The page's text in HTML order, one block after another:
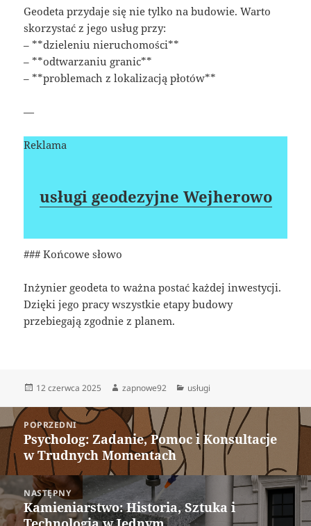
Geodeta przydaje się nie tylko na budowie. Warto
skorzystać z jego usług przy:
– **dzieleniu nieruchomości**
– **odtwarzaniu granic**
– **problemach z lokalizacją płotów**
—
Reklama
usługi geodezyjne Wejherowo
### Końcowe słowo
Inżynier geodeta to ważna postać każdej inwestycji.
Dzięki jego pracy wszystkie etapy budowy
przebiegają zgodnie z planem.
Data
12 czerwca 2025 Autor
zapnowe92 Kategorie
usługi
Nawigacja
wpisuPOPRZEDNI
Poprzedni
wpis:
Psycholog: Zadanie, Pomoc i Konsultacje
w Trudnych Momentach
NASTĘPNY
Następny
Kamieniarstwo: Historia, Sztuka i